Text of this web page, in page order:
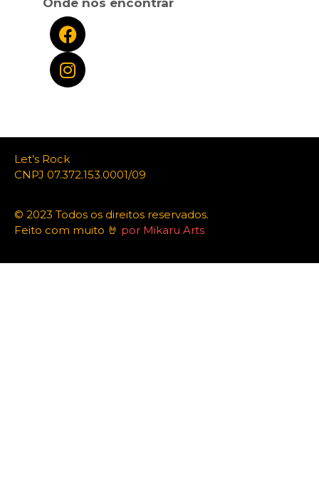
Onde nos encontrar
Let’s Rock
CNPJ 07.372.153.0001/09
© 2023 Todos os direitos reservados.
Feito com muito 🤘 por Mikaru Arts